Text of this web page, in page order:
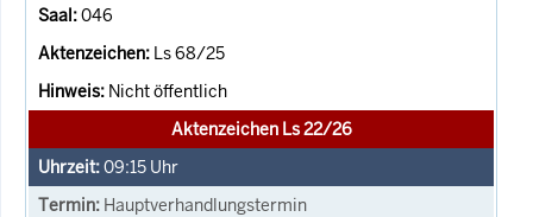
046
Ls 68/25
Nicht öffentlich
Aktenzeichen Ls 22/26
09:15 Uhr
Hauptverhandlungstermin